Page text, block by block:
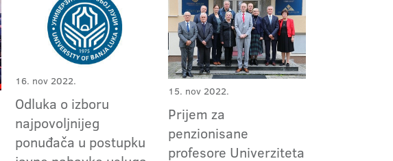
16. nov 2022.
Odluka o izboru
najpovoljnijeg
ponuđača u postupku
15. nov 2022.
Prijem za
penzionisane
profesore Univerziteta